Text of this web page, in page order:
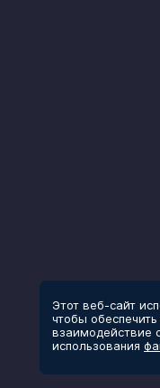
Этот веб-сайт
чтобы
взаимодействие
использования